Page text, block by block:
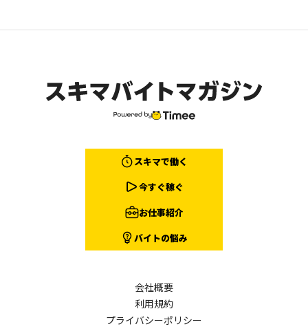
スキマで働く
今すぐ稼ぐ
お仕事紹介
バイトの悩み
会社概要
利用規約
プライバシーポリシー